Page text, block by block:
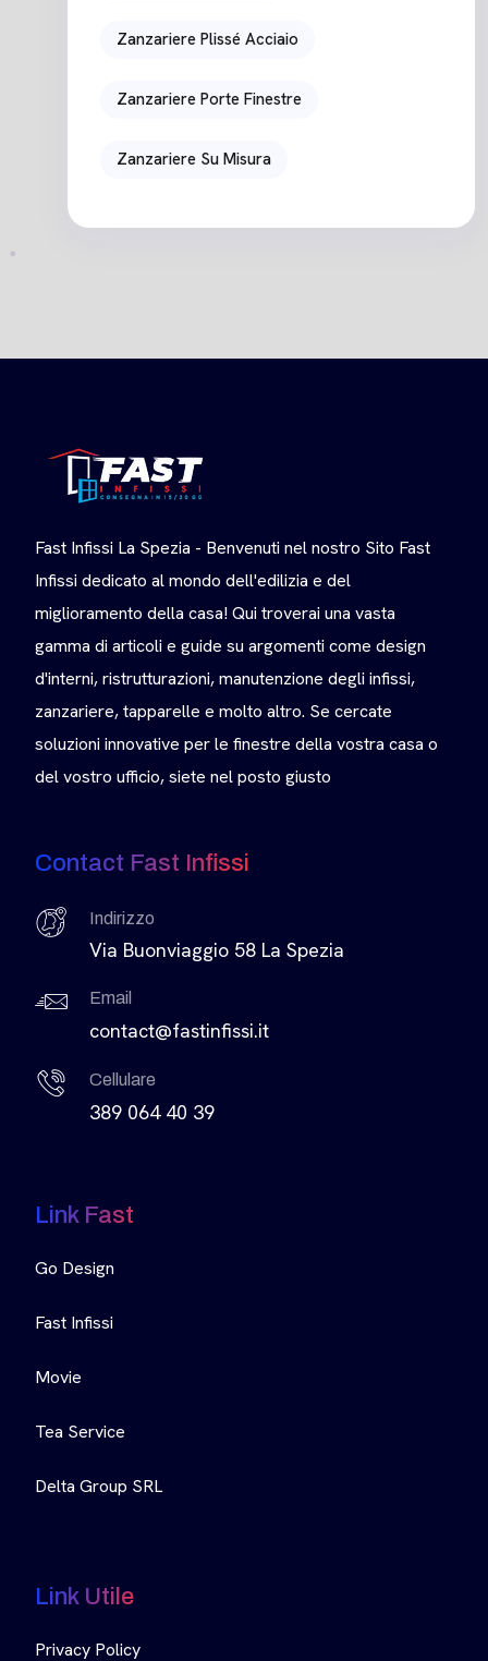
Zanzariere Plissé Acciaio
Zanzariere Porte Finestre
Zanzariere Su Misura
Fast Infissi La Spezia - Benvenuti nel nostro Sito Fast
Infissi dedicato al mondo dell'edilizia e del
miglioramento della casa! Qui troverai una vasta
gamma di articoli e guide su argomenti come design
d'interni, ristrutturazioni, manutenzione degli infissi,
zanzariere, tapparelle e molto altro. Se cercate
soluzioni innovative per le finestre della vostra casa o
del vostro ufficio, siete nel posto giusto
Contact Fast Infissi
Indirizzo
Via Buonviaggio 58 La Spezia
Email
contact@fastinfissi.it
Cellulare
389 064 40 39
Link Fast
Go Design
Fast Infissi
Movie
Tea Service
Delta Group SRL
Link Utile
Privacy Policy